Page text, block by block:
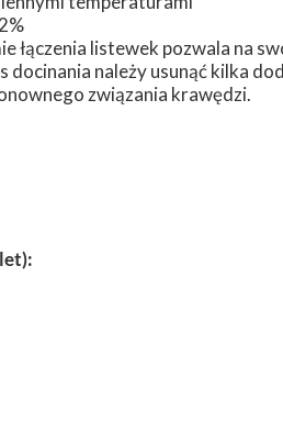
łączenia listewek pozwala na
docinania należy usunąć kilka
związania krawędzi.